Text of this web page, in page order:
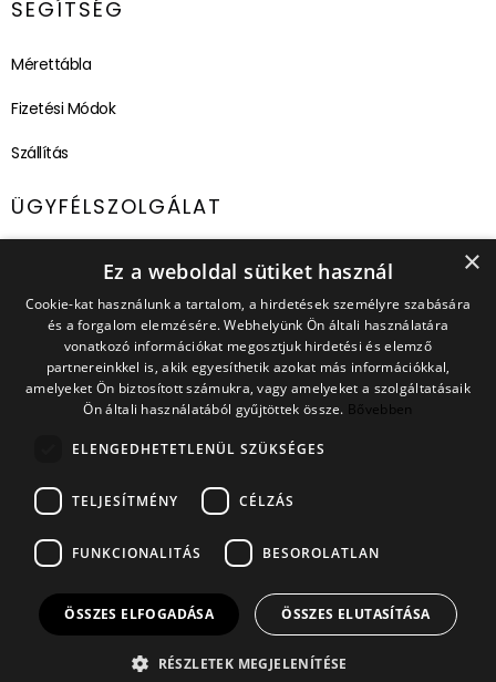
SEGÍTSÉG
Mérettábla
Fizetési Módok
Szállítás
ÜGYFÉLSZOLGÁLAT
ugyfelszolgalat@capland.hu
IRATKOZZ FEL HÍRLEVELÜNKRE
Ne maradj le a legjobb ajánlatokról és újdonságokról!
A feliratkozással elfogadom az Adatkezelési Tájékoztatót
FELIRATKOZOM
×
Ez a weboldal sütiket használ
Cookie-kat használunk a tartalom, a hirdetések személyre szabására
és a forgalom elemzésére. Webhelyünk Ön általi használatára
vonatkozó információkat megosztjuk hirdetési és elemző
partnereinkkel is, akik egyesíthetik azokat más információkkal,
amelyeket Ön biztosított számukra, vagy amelyeket a szolgáltatásaik
Ön általi használatából gyűjtöttek össze. Bővebben
ELENGEDHETETLENÜL SZÜKSÉGES
TELJESÍTMÉNY CÉLZÁS
FUNKCIONALITÁS BESOROLATLAN
ÖSSZES ELFOGADÁSA ÖSSZES ELUTASÍTÁSA
RÉSZLETEK MEGJELENÍTÉSE